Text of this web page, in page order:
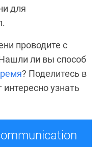
для
проводите с
ли вы способ
? Поделитесь в
узнать